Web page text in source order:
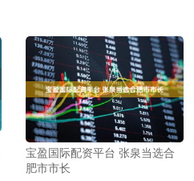
宝盈国际配资平台 张泉当选合
肥市市长